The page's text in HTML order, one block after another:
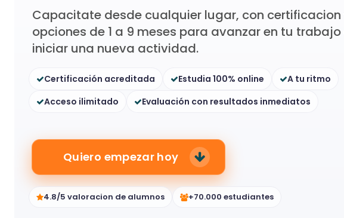
Capacitate desde cualquier lugar, con certificacion
opciones de 1 a 9 meses para avanzar en tu trabajo
iniciar una nueva actividad.
Certificación acreditada Estudia 100% online
A tu ritmo
Acceso ilimitado
Evaluación con resultados inmediatos
Quiero empezar hoy
4.8/5 valoracion de alumnos +70.000 estudiantes